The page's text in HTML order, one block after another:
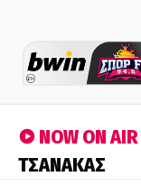
NOW ON AIR
ΤΣΑΝΑΚΑΣ